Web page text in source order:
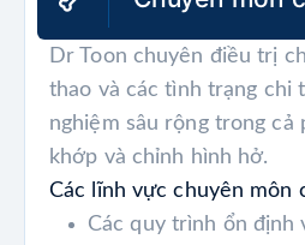
Dr Toon chuyên điều trị
thao và các tình trạng chi
nghiệm sâu rộng trong cả
khớp và chỉnh hình hở.
Các lĩnh vực chuyên môn
Các quy trình ổn định